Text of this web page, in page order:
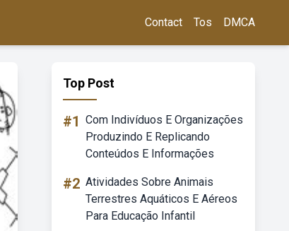
Contact Tos DMCA
Top Post
#1 Com Indivíduos E Organizações
Produzindo E Replicando
Conteúdos E Informações
#2 Atividades Sobre Animais
Terrestres Aquáticos E Aéreos
Para Educação Infantil